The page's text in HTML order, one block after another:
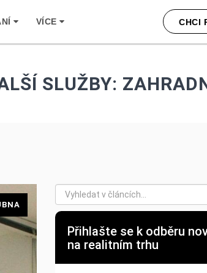
VÍCE CHCI
SLUŽBY:
Přihlašte se k odběru
na realitním trhu